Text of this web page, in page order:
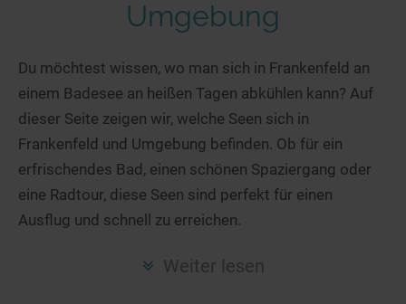
Radtouren am See
Kitesurfen
Kanu- & Kajaktouren
Badeseen in Deutschland
Genuss pur
Wellness am See
Gourmet-Urlaub
Urlaub an der Küste
Unterkünfte
Hotels am See
Ferienwohnungen
Hausboote
Camping
Aktiv-Urlaub
Kanu- & Kajak-Urlaub
Hausboote
Camping am See
Top-Hotels
Top-Hotel Empfehlungen
Familienhotels
Bike-Hotels
Seen in Deiner Nähe
Seen in Deutschland
Seen in Europa
Strandbad-Verzeichnis
Überwachte Badestellen
Hunde am See
Umgebung
Du möchtest wissen, wo man sich in Frankenfeld an
einem Badesee an heißen Tagen abkühlen kann? Auf
dieser Seite zeigen wir, welche Seen sich in
Frankenfeld und Umgebung befinden. Ob für ein
erfrischendes Bad, einen schönen Spaziergang oder
eine Radtour, diese Seen sind perfekt für einen
Ausflug und schnell zu erreichen.
Weiter lesen